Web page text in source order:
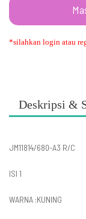
*silahkan login atau
Deskripsi &
JM11814/680-A3 R/C
ISI 1
WARNA :KUNING